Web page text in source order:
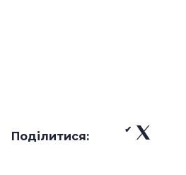
Поділитися: